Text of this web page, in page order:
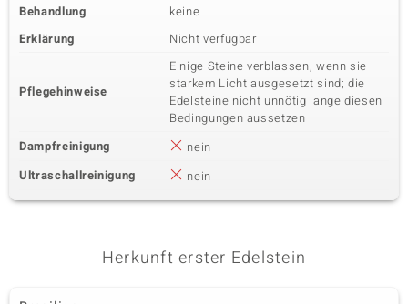
Behandlung
keine
Erklärung
Nicht verfügbar
Pflegehinweise
Einige Steine verblassen, wenn sie
starkem Licht ausgesetzt sind; die
Edelsteine nicht unnötig lange diesen
Bedingungen aussetzen
Dampfreinigung
nein
Ultraschallreinigung
nein
Herkunft erster Edelstein